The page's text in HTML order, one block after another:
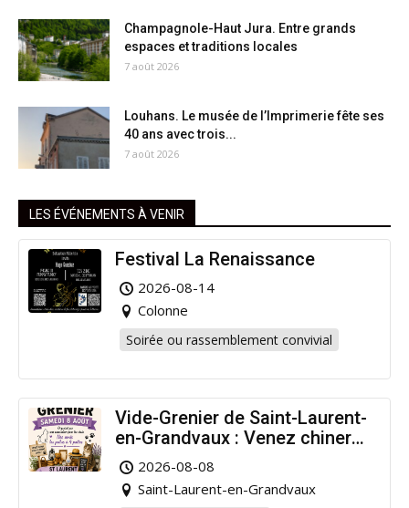
Champagnole-Haut Jura. Entre grands
espaces et traditions locales
7 août 2026
Louhans. Le musée de l’Imprimerie fête ses
40 ans avec trois...
7 août 2026
LES ÉVÉNEMENTS À VENIR
Festival La Renaissance
2026-08-14
Colonne
Soirée ou rassemblement convivial
Vide-Grenier de Saint-Laurent-
en-Grandvaux : Venez chiner
pour la bonne cause !
2026-08-08
Saint-Laurent-en-Grandvaux